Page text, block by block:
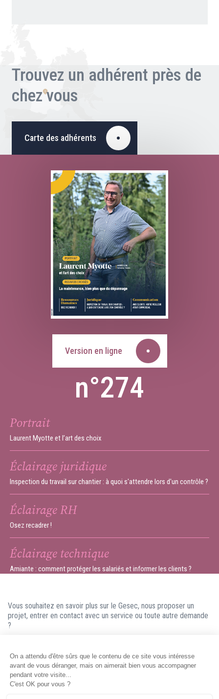
Trouvez un adhérent près de
chez vous
Carte des adhérents
Version en ligne
n°274
Portrait
Laurent Myotte et l’art des choix
Éclairage juridique
Inspection du travail sur chantier : à quoi s'attendre lors d'un contrôle ?
Éclairage RH
Osez recadrer !
Éclairage technique
Amiante : comment protéger les salariés et informer les clients ?
Vous souhaitez en savoir plus sur le Gesec, nous proposer un
projet, entrer en contact avec un service ou toute autre demande
?
répondre dans les meilleurs délais.